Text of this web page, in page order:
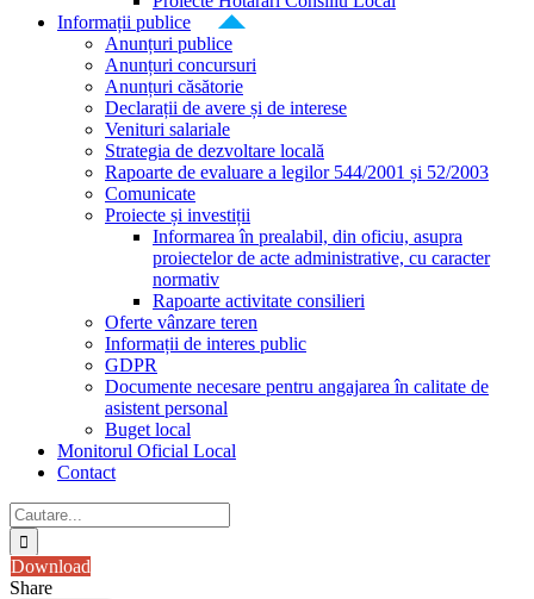
Informații publice
Anunțuri publice
Anunțuri concursuri
Anunțuri căsătorie
Declarații de avere și de interese
Venituri salariale
Strategia de dezvoltare locală
Rapoarte de evaluare a legilor 544/2001 și 52/2003
Comunicate
Proiecte și investiții
Informarea în prealabil, din oficiu, asupra
proiectelor de acte administrative, cu caracter
normativ
Rapoarte activitate consilieri
Oferte vânzare teren
Informații de interes public
GDPR
Documente necesare pentru angajarea în calitate de
asistent personal
Buget local
Monitorul Oficial Local
Contact
Cautare...
Download
Share